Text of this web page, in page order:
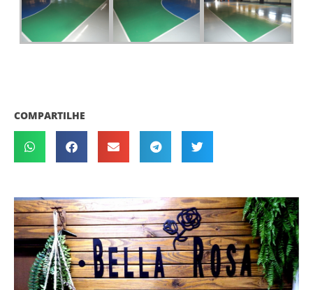
COMPARTILHE